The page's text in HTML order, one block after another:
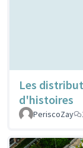
Les
d'histoires
PeriscoZay